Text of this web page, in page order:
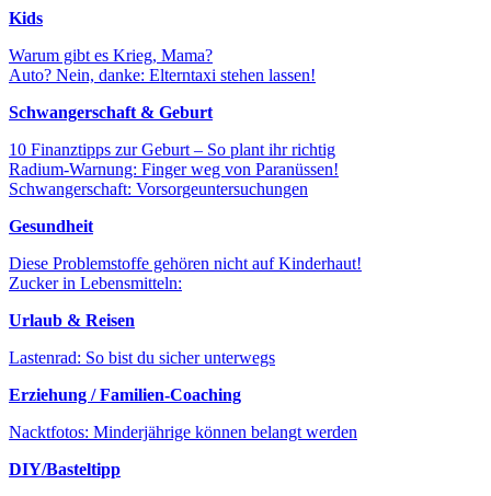
Kids
Warum gibt es Krieg, Mama?
Auto? Nein, danke: Elterntaxi stehen lassen!
Schwangerschaft & Geburt
10 Finanztipps zur Geburt – So plant ihr richtig
Radium-Warnung: Finger weg von Paranüssen!
Schwangerschaft: Vorsorgeuntersuchungen
Gesundheit
Diese Problemstoffe gehören nicht auf Kinderhaut!
Zucker in Lebensmitteln:
Urlaub & Reisen
Lastenrad: So bist du sicher unterwegs
Erziehung / Familien-Coaching
Nacktfotos: Minderjährige können belangt werden
DIY/Basteltipp